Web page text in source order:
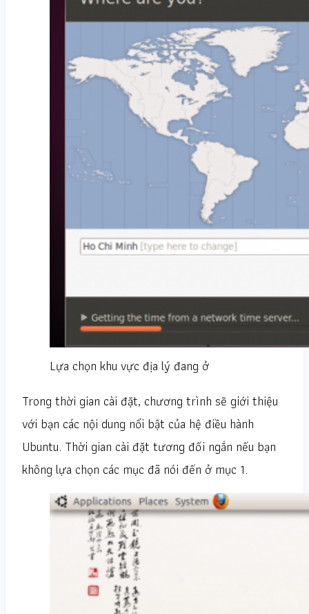
Lựa chọn khu vực địa lý đang ở
Trong thời gian cài đặt, chương trình sẽ giới thiệu
với bạn các nội dung nổi bật của hệ điều hành
Ubuntu. Thời gian cài đặt tương đối ngắn nếu bạn
không lựa chọn các mục đã nói đến ở mục 1.